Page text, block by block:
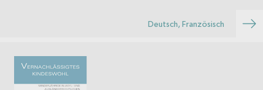
Anregungen, konkrete Tipps und Hintergrundwissen.
Deutsch, Französisch